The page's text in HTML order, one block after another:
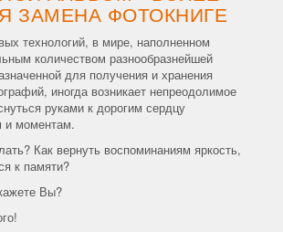
ЗАМЕНА ФОТОКНИГЕ
технологий, в мире, наполненном
количеством разнообразнейшей
для получения и хранения
иногда возникает непреодолимое
руками к дорогим сердцу
и моментам.
Как вернуть воспоминаниям яркость,
к памяти?
Вы?